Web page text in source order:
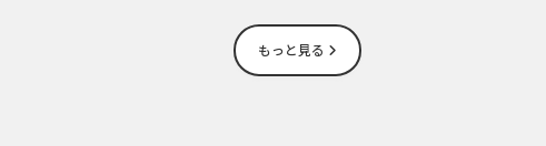
もっと見る